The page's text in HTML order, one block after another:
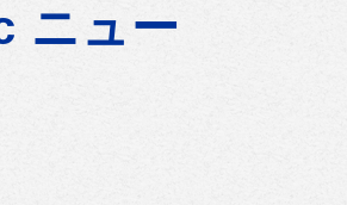
ニュー